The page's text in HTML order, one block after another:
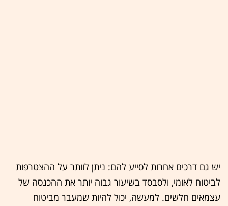
יש גם דרכים אחרות לסייע להם: ניתן לוותר על ההצטרפות
לביטוח לאומי, ולסבסד בשיעור גבוה יותר את ההכנסה של
עצמאים חלשים. למעשה, יכול להיות שמעבר מביטוח